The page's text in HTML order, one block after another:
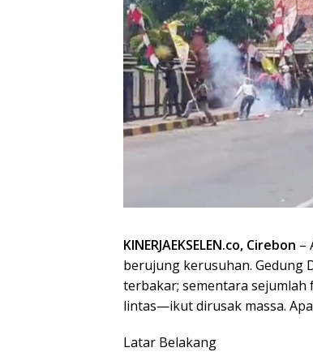
KINERJAEKSELEN.co, Cirebon –
berujung kerusuhan. Gedung
terbakar; sementara
lintas—ikut dirusak massa.
Latar Belakang